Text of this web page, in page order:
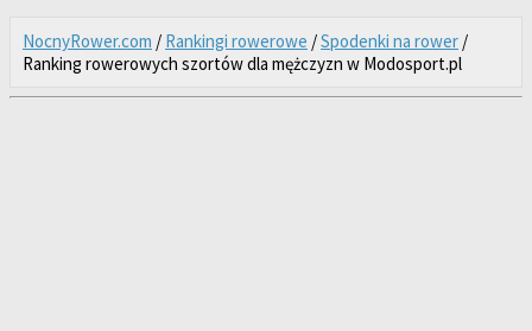
NocnyRower.com / Rankingi rowerowe /Spodenki na rower /
Ranking rowerowych szortów dla mężczyzn w Modosport.pl